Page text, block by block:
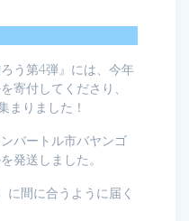
う第4弾』には、今年
寄付してくださり、
まりました！
バートル市バヤンゴ
発送しました。
に間に合うように届く